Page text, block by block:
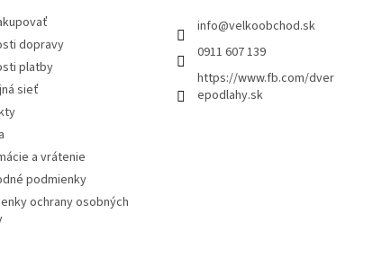
dopravy
platby
sieť
a vrátenie
podmienky
ochrany osobných
info@velkoobchod.sk
0911 607 139
https://www.fb.com/dver
epodlahy.sk